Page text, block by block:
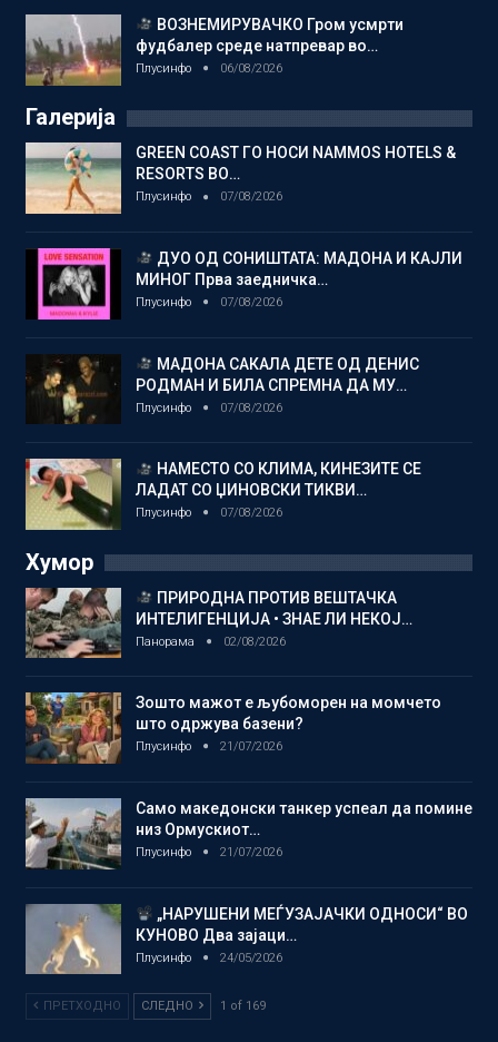
ВОЗНЕМИРУВАЧКО Гром усмрти
фудбалер среде натпревар во…
Плусинфо 06/08/2026
Галерија
GREEN COAST ГО НОСИ NAMMOS HOTELS &
RESORTS ВО…
Плусинфо 07/08/2026
ДУО ОД СОНИШТАТА: МАДОНА И КАЈЛИ
МИНОГ Прва заедничка…
Плусинфо 07/08/2026
МАДОНА САКАЛА ДЕТЕ ОД ДЕНИС
РОДМАН И БИЛА СПРЕМНА ДА МУ…
Плусинфо 07/08/2026
НАМЕСТО СО КЛИМА, КИНЕЗИТЕ СЕ
ЛАДАТ СО ЏИНОВСКИ ТИКВИ…
Плусинфо 07/08/2026
Хумор
ПРИРОДНА ПРОТИВ ВЕШТАЧКА
ИНТЕЛИГЕНЦИЈА • ЗНАЕ ЛИ НЕКОЈ…
Панорама 02/08/2026
Зошто мажот е љубоморен на момчето
што одржува базени?
Плусинфо 21/07/2026
Само македонски танкер успеал да помине
низ Ормускиот…
Плусинфо 21/07/2026
„НАРУШЕНИ МЕЃУЗАЈАЧКИ ОДНОСИ“ ВО
КУНОВО Два зајаци…
Плусинфо 24/05/2026
ПРЕТХОДНО СЛЕДНО 1 of 169